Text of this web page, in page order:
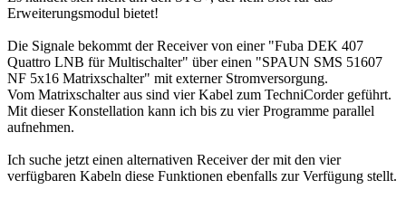
Erweiterungsmodul bietet!
Die Signale bekommt der Receiver von einer "Fuba DEK 407
Quattro LNB für Multischalter" über einen "SPAUN SMS 51607
NF 5x16 Matrixschalter" mit externer Stromversorgung.
Vom Matrixschalter aus sind vier Kabel zum TechniCorder geführt.
Mit dieser Konstellation kann ich bis zu vier Programme parallel
aufnehmen.
Ich suche jetzt einen alternativen Receiver der mit den vier
verfügbaren Kabeln diese Funktionen ebenfalls zur Verfügung stellt.